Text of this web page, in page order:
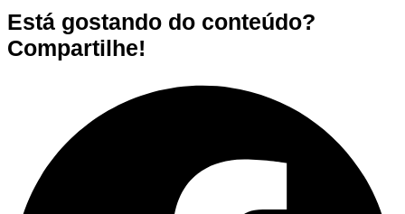
Está gostando do conteúdo?
Compartilhe!